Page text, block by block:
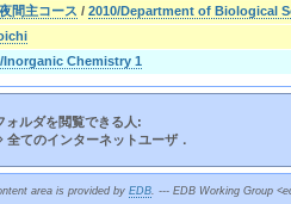
間主コース / 2010/Department of Biological
Inorganic Chemistry 1
ルダを閲覧できる人:
全てのインターネットユーザ．
area is provided by EDB. --- EDB Working Group